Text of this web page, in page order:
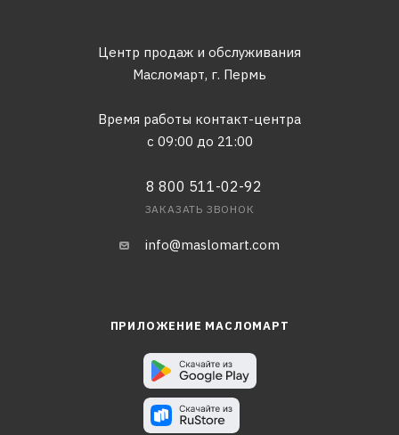
Центр продаж и обслуживания
Масломарт, г. Пермь
Время работы контакт-центра
с 09:00 до 21:00
8 800 511-02-92
ЗАКАЗАТЬ ЗВОНОК
info@maslomart.com
ПРИЛОЖЕНИЕ МАСЛОМАРТ